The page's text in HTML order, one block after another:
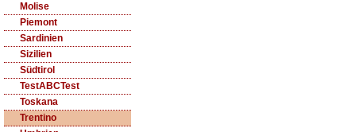
Molise
Piemont
Sardinien
Sizilien
Südtirol
TestABCTest
Toskana
Trentino